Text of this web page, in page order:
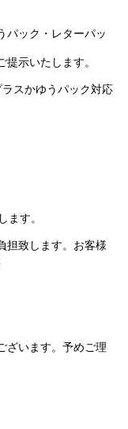
パック・レターパッ
示いたします。
スかゆうパック対応
ます。
担致します。お客様
ざいます。予めご理